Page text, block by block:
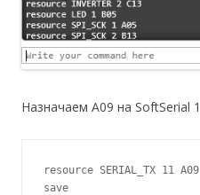
Назначаем A09 на SoftSerial 1
resource SERIAL_TX 11 A09
save